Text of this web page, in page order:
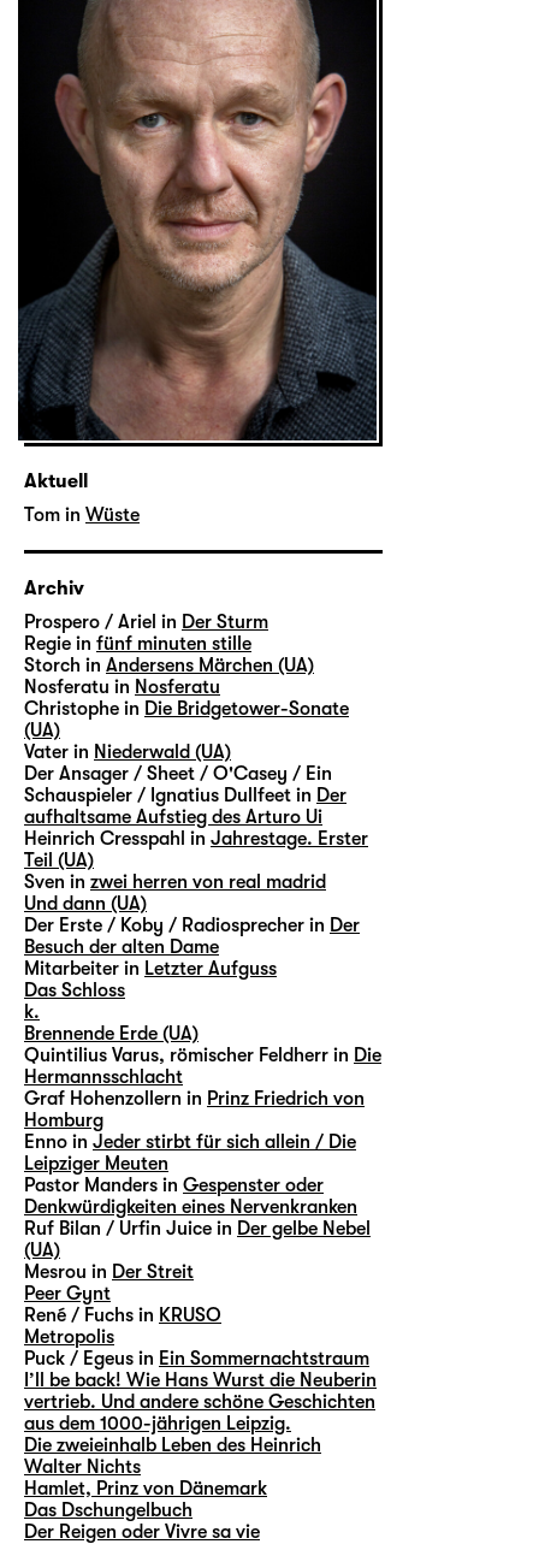
Aktuell
Tom in Wüste
Archiv
Prospero / Ariel in Der Sturm
Regie in fünf minuten stille
Storch in Andersens Märchen (UA)
Nosferatu in Nosferatu
Christophe in Die Bridgetower-Sonate
(UA)
Vater in Niederwald (UA)
Der Ansager / Sheet / O'Casey / Ein
Schauspieler / Ignatius Dullfeet in Der
aufhaltsame Aufstieg des Arturo Ui
Heinrich Cresspahl in Jahrestage. Erster
Teil (UA)
Sven in zwei herren von real madrid
Und dann (UA)
Der Erste / Koby / Radiosprecher in Der
Besuch der alten Dame
Mitarbeiter in Letzter Aufguss
Das Schloss
k.
Brennende Erde (UA)
Quintilius Varus, römischer Feldherr in Die
Hermannsschlacht
Graf Hohenzollern in Prinz Friedrich von
Homburg
Enno in Jeder stirbt für sich allein / Die
Leipziger Meuten
Pastor Manders in Gespenster oder
Denkwürdigkeiten eines Nervenkranken
Ruf Bilan / Urfin Juice in Der gelbe Nebel
(UA)
Mesrou in Der Streit
Peer Gynt
René / Fuchs in KRUSO
Metropolis
Puck / Egeus in Ein Sommernachtstraum
I’ll be back! Wie Hans Wurst die Neuberin
vertrieb. Und andere schöne Geschichten
aus dem 1000-jährigen Leipzig.
Die zweieinhalb Leben des Heinrich
Walter Nichts
Hamlet, Prinz von Dänemark
Das Dschungelbuch
Der Reigen oder Vivre sa vie